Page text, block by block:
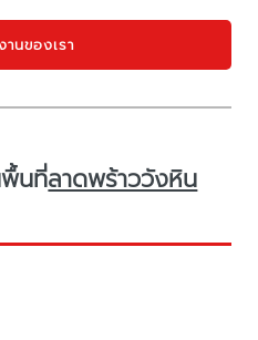
นของเรา
พื้นที่ลาดพร้าววังหิน